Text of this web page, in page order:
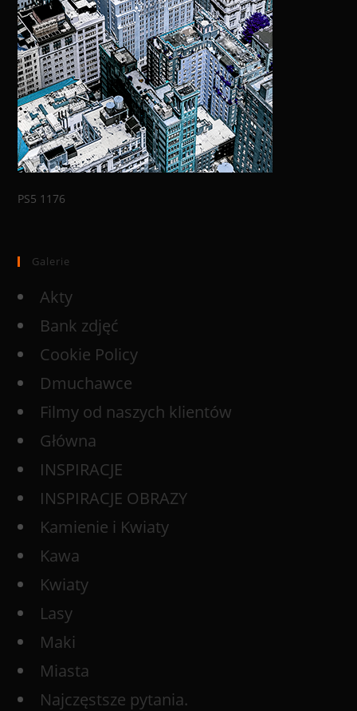
PS5 1176
Galerie
Akty
Bank zdjęć
Cookie Policy
Dmuchawce
Filmy od naszych klientów
Główna
INSPIRACJE
INSPIRACJE OBRAZY
Kamienie i Kwiaty
Kawa
Kwiaty
Lasy
Maki
Miasta
Najczęstsze pytania.